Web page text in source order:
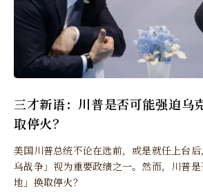
三才新语：川普是否可能强迫乌
取停火？
美国川普总统不论在选前，或是就任上台
乌战争」视为重要政绩之一。然而，川普
地」换取停火？